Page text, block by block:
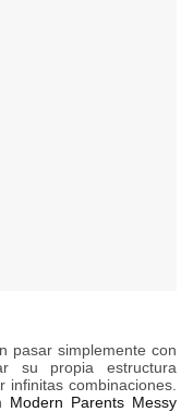
pasar simplemente con
su propia estructura
combinaciones.
Modern Parents Messy